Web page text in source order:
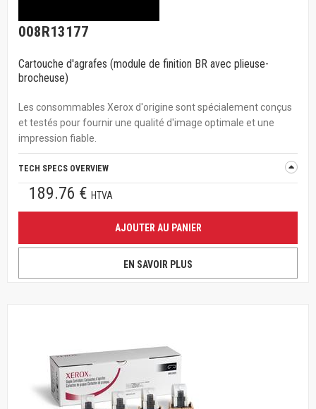
008R13177
Cartouche d'agrafes (module de finition BR avec plieuse-
brocheuse)
Les consommables Xerox d'origine sont spécialement conçus
et testés pour fournir une qualité d'image optimale et une
impression fiable.
TECH SPECS OVERVIEW
189.76 € HTVA
AJOUTER AU PANIER
EN SAVOIR PLUS